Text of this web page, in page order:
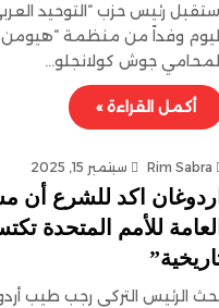
رئيس حزب “التوحيد
وفداً من منظمة
جوش كولانجلو…
أكمل القراءة »
Rim Sabra سبتمبر 15, 2025
اردوغان اكد للشرع أن
العامة للأمم المتحدة
الرئيس التركي رجب طيب